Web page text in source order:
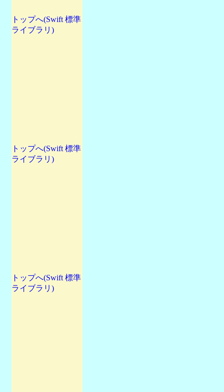
トップへ(Swift 標準
ライブラリ)
トップへ(Swift 標準
ライブラリ)
トップへ(Swift 標準
ライブラリ)